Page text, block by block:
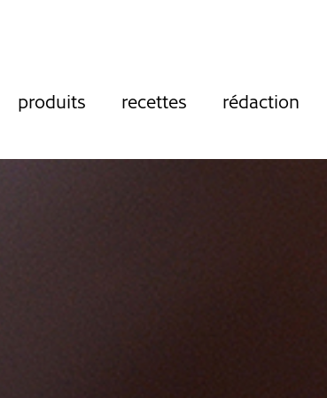
produits recettes rédaction